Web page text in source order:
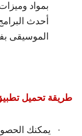
بمواد
أحدث
الموسيقى
طريقة تحميل
· يمكنك